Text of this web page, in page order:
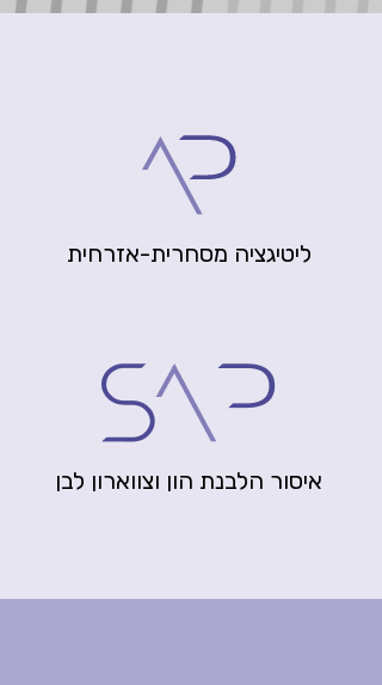
ליטיגציה מסחרית-אזרחית
איסור הלבנת הון וצווארון לבן